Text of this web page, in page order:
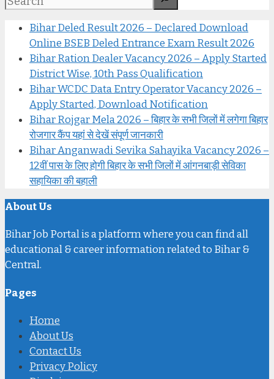
Bihar Deled Result 2026 – Declared Download
Online BSEB Deled Entrance Exam Result 2026
Bihar Ration Dealer Vacancy 2026 – Apply Started
District Wise, 10th Pass Qualification
Bihar WCDC Data Entry Operator Vacancy 2026 –
Apply Started, Download Notification
Bihar Rojgar Mela 2026 – बिहार के सभी जिलों में लगेगा बिहार
रोजगार कैंप यहां से देखें संपूर्ण जानकारी
Bihar Anganwadi Sevika Sahayika Vacancy 2026 –
12वीं पास के लिए होगी बिहार के सभी जिलों में आंगनबाड़ी सेविका
सहायिका की बहाली
About Us
Bihar Job Portal is a platform where you can find all
educational & career information related to Bihar &
Central.
Pages
Home
About Us
Contact Us
Privacy Policy